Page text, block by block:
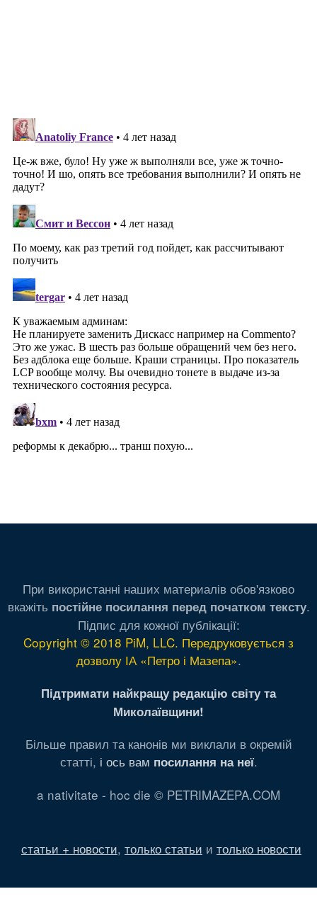
При використанні наших материалів обов'язково
вкажіть постійне посилання перед початком тексту.
Підпис для кожної публікації:
Copyright © 2018 PiM, LLC. Передруковується з
дозволу ІА «Петро і Мазепа».
Підтримати найкращу редакцію світу та
Миколаївщини!
Більше правил та канонів ми виклали в окремій
статті, і ось вам посилання на неї.
a nativitate - hoc die © PETRIMAZEPA.COM
статьи + новости, только статьи и только новости